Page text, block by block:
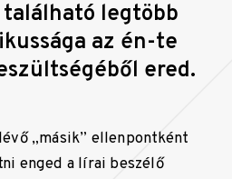
legtöbb
az én-te
ered.
„másik” ellenpontként
enged a lírai beszélő